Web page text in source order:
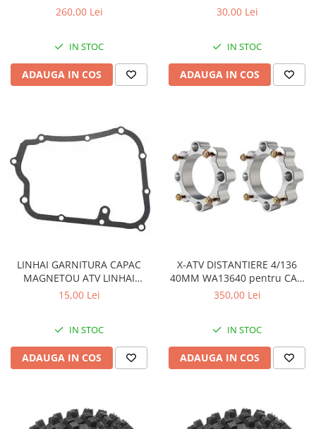
MOTUL 5100 10W40, ULEI
260,00 Lei
IN STOC
ADAUGA IN COS
30,00 Lei
IN STOC
ADAUGA IN COS
LINHAI GARNITURA CAPAC
MAGNETOU ATV LINHAI
260/300/400 - 23617
15,00 Lei
IN STOC
ADAUGA IN COS
X-ATV DISTANTIERE 4/136
40MM WA13640 pentru CAN
AM
350,00 Lei
IN STOC
ADAUGA IN COS